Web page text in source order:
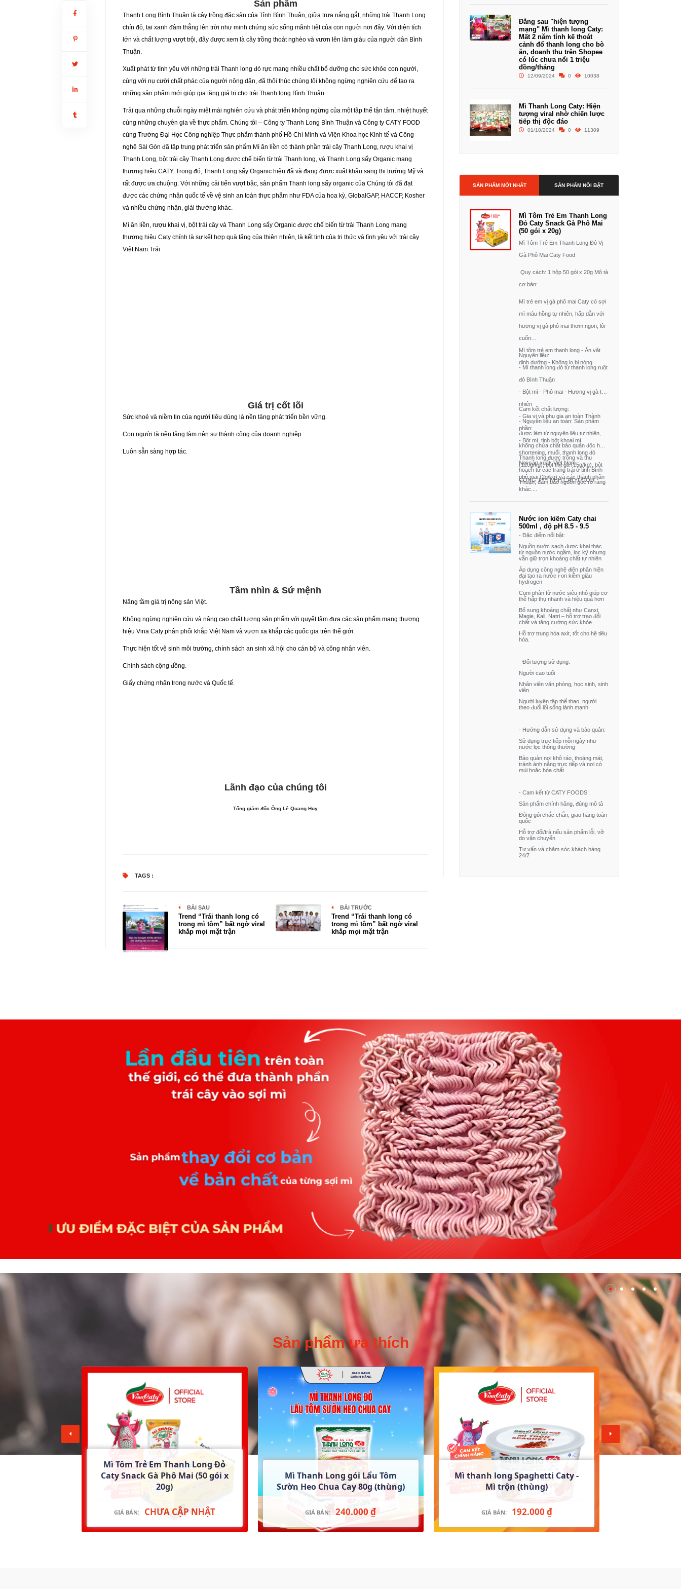
Sản phẩm
Thanh Long Bình Thuận là cây trồng đặc sản của Tỉnh Bình Thuận, giữa trưa nắng gắt, những trái Thanh Long
chín đỏ, tai xanh đâm thẳng lên trời như minh chứng sức sống mãnh liệt của con người nơi đây. Với diện tích
lớn và chất lượng vượt trội, đây được xem là cây trồng thoát nghèo và vươn lên làm giàu của người dân Bình
Thuận.
Xuất phát từ tình yêu với những trái Thanh long đỏ rực mang nhiều chất bổ dưỡng cho sức khỏe con người,
cùng với nụ cười chất phác của người nông dân, đã thôi thúc chúng tôi không ngừng nghiên cứu để tạo ra
những sản phẩm mới giúp gia tăng giá trị cho trái Thanh long Bình Thuận.
Trải qua những chuỗi ngày miệt mài nghiên cứu và phát triển không ngừng của một tập thể tận tâm, nhiệt huyết
cùng những chuyên gia về thực phẩm. Chúng tôi – Công ty Thanh Long Bình Thuận và Công ty CATY FOOD
cùng Trường Đại Học Công nghiệp Thực phẩm thành phố Hồ Chí Minh và Viện Khoa học Kinh tế và Công
nghệ Sài Gòn đã tập trung phát triển sản phẩm Mì ăn liền có thành phần trái cây Thanh Long, rượu khai vị
Thanh Long, bột trái cây Thanh Long được chế biến từ trái Thanh long, và Thanh Long sấy Organic mang
thương hiệu CATY. Trong đó, Thanh Long sấy Organic hiện đã và đang được xuất khẩu sang thị trường Mỹ và
rất được ưa chuộng. Với những cải tiến vượt bậc, sản phẩm Thanh long sấy organic của Chúng tôi đã đạt
được các chứng nhận quốc tế về vệ sinh an toàn thực phẩm như FDA của hoa kỳ, GlobalGAP, HACCP, Kosher
và nhiều chứng nhận, giải thưởng khác.
Mì ăn liền, rượu khai vị, bột trái cây và Thanh Long sấy Organic được chế biến từ trái Thanh Long mang
thương hiệu Caty chính là sự kết hợp quà tặng của thiên nhiên, là kết tinh của tri thức và tình yêu với trái cây
Việt Nam.Trái
Giá trị cốt lõi
Sức khoẻ và niềm tin của người tiêu dùng là nền tảng phát triển bền vững.
Con người là nền tảng làm nên sự thành công của doanh nghiệp.
Luôn sẵn sàng hợp tác.
Tầm nhìn & Sứ mệnh
Nâng tầm giá trị nông sản Việt.
Không ngừng nghiên cứu và nâng cao chất lượng sản phẩm với quyết tâm đưa các sản phẩm mang thương
hiệu Vina Caty phân phối khắp Việt Nam và vươn xa khắp các quốc gia trên thế giới.
Thực hiện tốt vệ sinh môi trường, chính sách an sinh xã hội cho cán bộ và công nhân viên.
Chính sách cộng đồng.
Giấy chứng nhận trong nước và Quốc tế.
Lãnh đạo của chúng tôi
Tổng giám đốc Ông Lê Quang Huy
TAGS :
BÀI SAU
Trend “Trái thanh long có
trong mì tôm” bất ngờ viral
khắp mọi mặt trận
BÀI TRƯỚC
Trend “Trái thanh long có
trong mì tôm” bất ngờ viral
khắp mọi mặt trận
Đằng sau "hiện tượng
mạng" Mì thanh long Caty:
Mất 2 năm tính kế thoát
cảnh đổ thanh long cho bò
ăn, doanh thu trên Shopee
có lúc chưa nổi 1 triệu
đồng/tháng
12/09/2024 0 10038
Mì Thanh Long Caty: Hiện
tượng viral nhờ chiến lược
tiếp thị độc đáo
01/10/2024 0 11309
SẢN PHẨM MỚI NHẤT SẢN PHẨM NỔI BẬT
Mì Tôm Trẻ Em Thanh Long
Đỏ Caty Snack Gà Phô Mai
(50 gói x 20g)
Mì Tôm Trẻ Em Thanh Long Đỏ Vị
Gà Phô Mai Caty Food
Quy cách: 1 hộp 50 gói x 20g Mô tả
cơ bản:
Mì trẻ em vị gà phô mai Caty có sợi
mì màu hồng tự nhiên, hấp dẫn với
hương vị gà phô mai thơm ngon, lôi
cuốn
Mì tôm trẻ em thanh long - Ăn vặt
dinh dưỡng - Không lo bị nóng
Nguyên liệu:
- Mì thanh long đỏ từ thanh long ruột
đỏ Bình Thuận
- Bột mì - Phô mai - Hương vị gà tự
nhiên
- Gia vị và phụ gia an toàn Thành
phần:
- Bột mì, tinh bột khoai mì,
shortening, muối, thanh long đỏ
(120g/kg), bột thịt gà (15g/kg), bột
phô mai (2g/kg) và các thành phần
khác,...
Cam kết chất lượng:
- Nguyên liệu an toàn: Sản phẩm
được làm từ nguyên liệu tự nhiên,
không chứa chất bảo quản độc hại.
Thanh long được trồng và thu
hoạch từ các trang trại ở tỉnh Bình
Thuận, đảm bảo nguồn gốc rõ ràng
long đỏ Caty được nghiên cứu và
phát triển bởi Đại học Công Thương
và Viện Khoa học và Công nghệ,
ứng dụng công nghệ nano để trộn
12% thanh long tươi vào trong sợi
mì, mang lại giá trị dinh dưỡng cao
- Chứng nhận an toàn: Sản phẩm
đạt đầy đủ các chứng nhận an toàn
thực phẩm theo tiêu chuẩn Việt Nam
sức khỏe trẻ em
chứa nhiều vitamin và khoáng chất,
giúp dễ tiêu hóa và tăng cường hệ
miễn dịch cho trẻ Hướng dẫn sử
dụng:
quản: Để nơi khô ráo, thoáng mát
Tránh ánh nắng trực tiếp Hạn sử
dụng: 12 tháng Xuất xứ: Việt Nam
Nơi sản xuất: Việt Nam
CÔNG TY TNHH CATYFOOD
Nước ion kiềm Caty chai
500ml , độ pH 8.5 - 9.5
- Đặc điểm nổi bật:
Nguồn nước sạch được khai thác
từ nguồn nước ngầm, lọc kỹ nhưng
vẫn giữ trọn khoáng chất tự nhiên
Áp dụng công nghệ điện phân hiện
đại tạo ra nước i-on kiềm giàu
hydrogen
Cụm phân tử nước siêu nhỏ giúp cơ
thể hấp thụ nhanh và hiệu quả hơn
Bổ sung khoáng chất như Canxi,
Magie, Kali, Natri – hỗ trợ trao đổi
chất và tăng cường sức khỏe
Hỗ trợ trung hòa axit, tốt cho hệ tiêu
hóa.
- Đối tượng sử dụng:
Người cao tuổi
Nhân viên văn phòng, học sinh, sinh
viên
Người luyện tập thể thao, người
theo đuổi lối sống lành mạnh
- Hướng dẫn sử dụng và bảo quản:
Sử dụng trực tiếp mỗi ngày như
nước lọc thông thường
Bảo quản nơi khô ráo, thoáng mát,
tránh ánh nắng trực tiếp và nơi có
mùi hoặc hóa chất.
- Cam kết từ CATY FOODS:
Sản phẩm chính hãng, đúng mô tả
Đóng gói chắc chắn, giao hàng toàn
quốc
Hỗ trợ đổi/trả nếu sản phẩm lỗi, vỡ
do vận chuyển
Tư vấn và chăm sóc khách hàng
24/7
Sản phẩm ưa thích
Mì Tôm Trẻ Em Thanh Long Đỏ
Caty Snack Gà Phô Mai (50 gói x
20g)
GIÁ BÁN: CHƯA CẬP NHẬT
Mì Thanh Long gói Lẩu Tôm
Sườn Heo Chua Cay 80g (thùng)
GIÁ BÁN: 240.000 ₫
Mì thanh long Spaghetti Caty -
Mì trộn (thùng)
GIÁ BÁN: 192.000 ₫